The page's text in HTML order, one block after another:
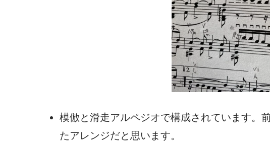
模倣と滑走アルペジオで構成されています。
たアレンジだと思います。